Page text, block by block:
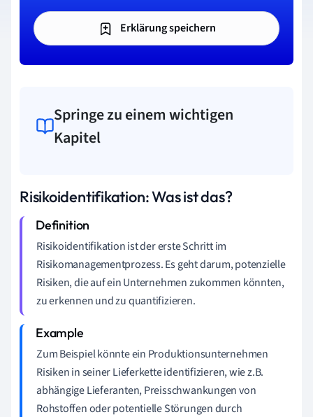
Erklärung speichern
Springe zu einem wichtigen
Kapitel
Risikoidentifikation: Was ist das?
Risikoidentifikation ist der erste Schritt im
Risikomanagementprozess. Es geht darum, potenzielle
Risiken, die auf ein Unternehmen zukommen könnten,
zu erkennen und zu quantifizieren.
Zum Beispiel könnte ein Produktionsunternehmen
Risiken in seiner Lieferkette identifizieren, wie z.B.
abhängige Lieferanten, Preisschwankungen von
Rohstoffen oder potentielle Störungen durch